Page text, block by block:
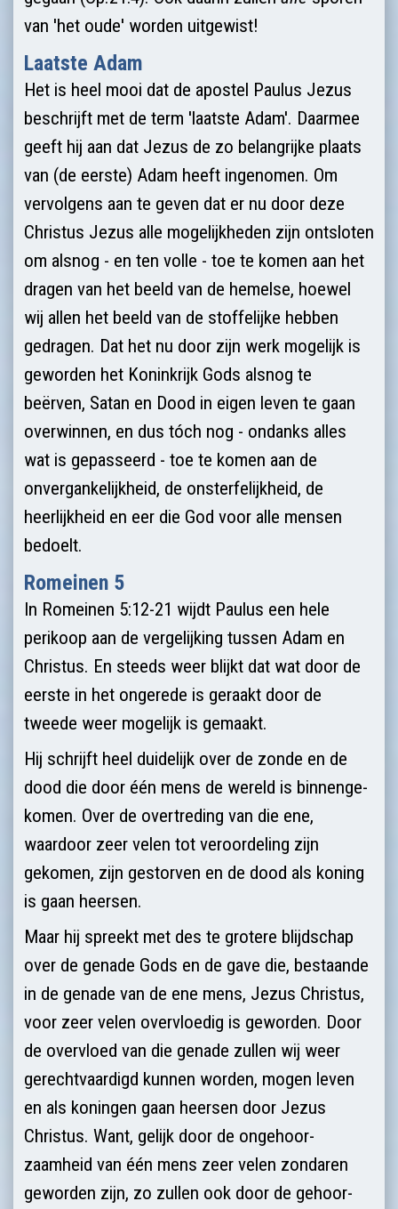
van 'het oude' worden uitgewist!
Laatste Adam
Het is heel mooi dat de apostel Paulus Jezus
beschrijft met de term 'laatste Adam'. Daarmee
geeft hij aan dat Jezus de zo belangrijke plaats
van (de eerste) Adam heeft ingenomen. Om
vervolgens aan te geven dat er nu door deze
Christus Jezus alle mogelijkheden zijn ontsloten
om alsnog - en ten volle - toe te komen aan het
dragen van het beeld van de hemelse, hoewel
wij allen het beeld van de stoffelijke hebben
gedragen. Dat het nu door zijn werk mogelijk is
geworden het Koninkrijk Gods alsnog te
beërven, Satan en Dood in eigen leven te gaan
overwinnen, en dus tóch nog - ondanks alles
wat is gepasseerd - toe te komen aan de
onvergankelijk­heid, de onsterfe­lijk­heid, de
heerlijk­heid en eer die God voor alle mensen
bedoelt.
Romeinen 5
In Romeinen 5:12-21 wijdt Paulus een hele
perikoop aan de vergelijking tussen Adam en
Christus. En steeds weer blijkt dat wat door de
eerste in het ongerede is geraakt door de
tweede weer mogelijk is gemaakt.
Hij schrijft heel duidelijk over de zonde en de
dood die door één mens de wereld is binnenge­
komen. Over de overtreding van die ene,
waardoor zeer velen tot veroorde­ling zijn
gekomen, zijn gestorven en de dood als koning
is gaan heersen.
Maar hij spreekt met des te grotere blijdschap
over de genade Gods en de gave die, bestaande
in de genade van de ene mens, Jezus Christus,
voor zeer velen overvloedig is geworden. Door
de overvloed van die genade zullen wij weer
gerechtvaardigd kunnen worden, mogen leven
en als koningen gaan heersen door Jezus
Christus. Want, gelijk door de ongehoor­
zaamheid van één mens zeer velen zondaren
geworden zijn, zo zullen ook door de gehoor­